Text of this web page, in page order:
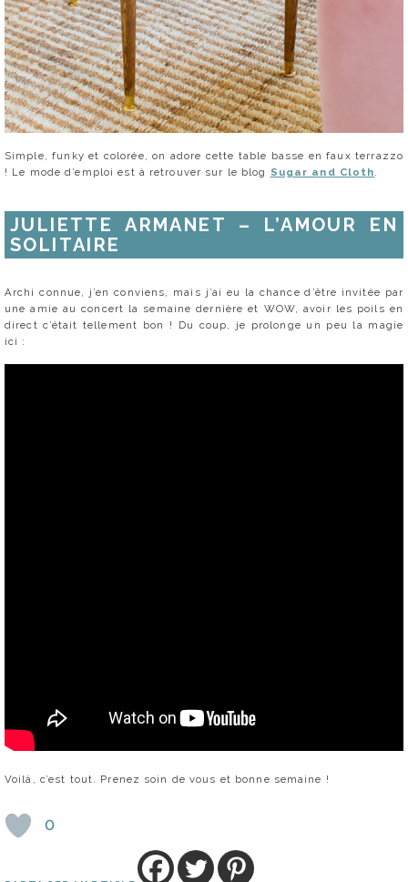
Simple, funky et colorée, on adore cette table basse en faux terrazzo
! Le mode d’emploi est à retrouver sur le blog Sugar and Cloth.
JULIETTE ARMANET – L’AMOUR EN
SOLITAIRE
Archi connue, j’en conviens, mais j’ai eu la chance d’être invitée par
une amie au concert la semaine dernière et WOW, avoir les poils en
direct c’était tellement bon ! Du coup, je prolonge un peu la magie
ici :
Voilà, c’est tout. Prenez soin de vous et bonne semaine !
0